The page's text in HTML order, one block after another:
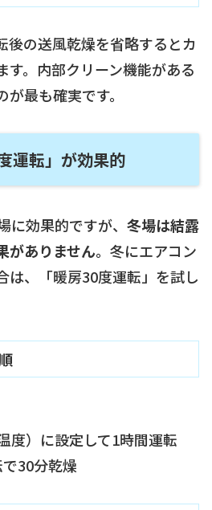
後の送風乾燥を省略するとカ
す。内部クリーン機能がある
最も確実です。
運転」が効果的
に効果的ですが、 冬場は結露
がありません。冬にエアコン
は、「暖房30度運転」を試し
度）に設定して1時間運転
30分乾燥